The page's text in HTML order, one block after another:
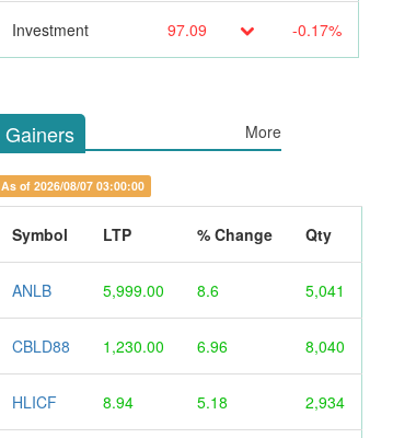
Investment 97.09 -0.17%
Gainers More
As of 2026/08/07 03:00:00
Symbol LTP % Change Qty
ANLB 5,999.00 8.6 5,041
CBLD88 1,230.00 6.96 8,040
HLICF 8.94 5.18 2,934